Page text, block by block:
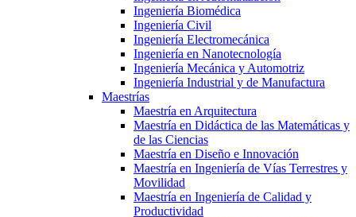
Ingeniería Biomédica
Ingeniería Civil
Ingeniería Electromecánica
Ingeniería en Nanotecnología
Ingeniería Mecánica y Automotriz
Ingeniería Industrial y de Manufactura
Maestrías
Maestría en Arquitectura
Maestría en Didáctica de las Matemáticas y
de las Ciencias
Maestría en Diseño e Innovación
Maestría en Ingeniería de Vías Terrestres y
Movilidad
Maestría en Ingeniería de Calidad y
Productividad